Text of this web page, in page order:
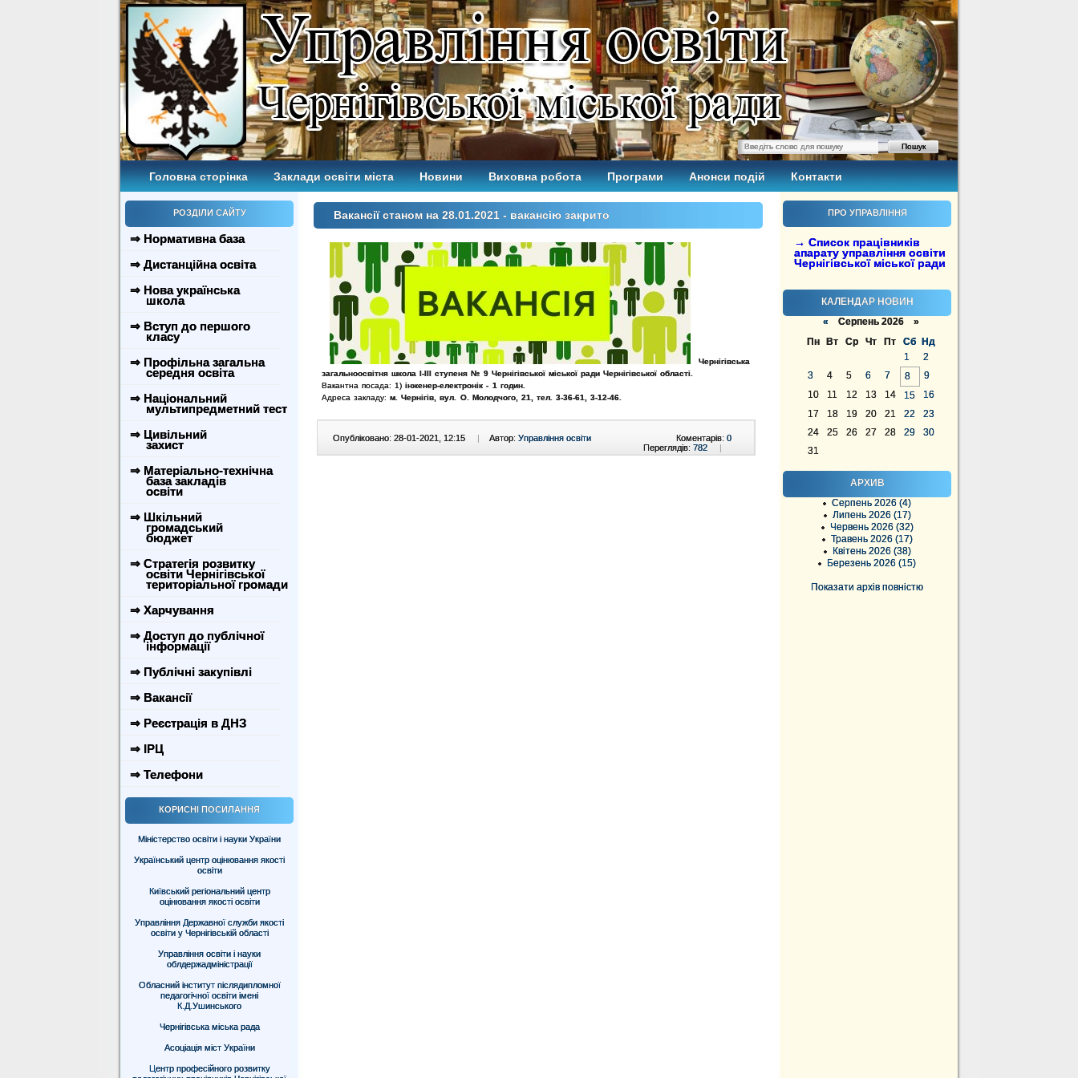
Головна сторінка Заклади освіти міста Новини Виховна робота Програми Анонси подій Контакти
РОЗДІЛИ САЙТУ
⇒ Нормативна база
⇒ Дистанційна освіта
⇒ Нова українська
школа
⇒ Вступ до першого
класу
⇒ Профільна загальна
середня освіта
⇒ Національний
мультипредметний тест
⇒ Цивільний
захист
⇒ Матеріально-технічна
база закладів
освіти
⇒ Шкільний
громадський
бюджет
⇒ Стратегія розвитку
освіти Чернігівської
територіальної громади
⇒ Харчування
⇒ Доступ до публічної
інформації
⇒ Публічні закупівлі
⇒ Вакансії
⇒ Реєстрація в ДНЗ
⇒ ІРЦ
⇒ Телефони
КОРИСНІ ПОСИЛАННЯ
Міністерство освіти і науки України
Український центр оцінювання якості
освіти
Київський регіональний центр
оцінювання якості освіти
Управління Державної служби якості
освіти у Чернігівській області
Управління освіти і науки
облдержадміністрації
Обласний інститут післядипломної
педагогічної освіти імені
К.Д.Ушинського
Чернігівська міська рада
Асоціація міст України
Центр професійного розвитку
ПРО УПРАВЛІННЯ
→ Список працівників
апарату управління освіти
Чернігівської міської ради
КАЛЕНДАР НОВИН
« Серпень 2026 »
Пн
Вт Ср Чт Пт Сб
Нд
1
2
3
4 5 6 7 8
9
10
11 12 13 14 15
16
17
18 19 20 21 22
23
24
25 26 27 28 29
30
31
АРХИВ
Серпень 2026 (4)
Липень 2026 (17)
Червень 2026 (32)
Травень 2026 (17)
Квітень 2026 (38)
Березень 2026 (15)
Показати архів повністю
Вакансії станом на 28.01.2021 - вакансію закрито
Чернігівська
загальноосвітня школа І-ІІІ ступеня № 9 Чернігівської міської ради Чернігівської області.
Вакантна посада: 1)інженер-електронік - 1 годин.
Адреса закладу:м. Чернігів, вул. О. Молодчого, 21, тел. 3-36-61, 3-12-46.
Опубліковано: 28-01-2021, 12:15 | Автор: Управління освіти Коментарів: 0
Переглядів: 782 |